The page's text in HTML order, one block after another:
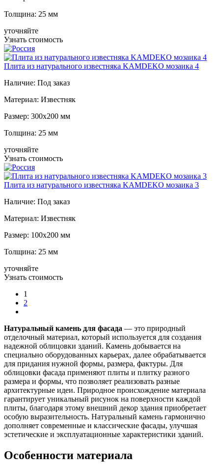
Толщина: 25 мм
уточняйте
Узнать стоимость
Плита из натурального известняка KAMDEKO мозаика 4
Наличие: Под заказ
Материал: Известняк
Размер: 300x200 мм
Толщина: 25 мм
уточняйте
Узнать стоимость
Плита из натурального известняка KAMDEKO мозаика 3
Наличие: Под заказ
Материал: Известняк
Размер: 100x200 мм
Толщина: 25 мм
уточняйте
Узнать стоимость
1
2
Натуральный камень для фасада — это природный
отделочный материал, который используется для создания
надежной облицовки зданий. Камень добывается на
специально оборудованных карьерах, далее обрабатывается
для придания нужной формы, размера, фактуры. Для
облицовки фасада применяют плиты и плитку разного
размера и формы, что позволяет реализовать разные
архитектурные идеи. Природное происхождение материала
гарантирует уникальный рисунок на поверхности каждой
плиты, благодаря этому внешний декор здания приобретает
особую выразительность. Натуральный камень гармонично
дополняет современные и классические фасады, улучшая
эстетические и эксплуатационные характеристики зданий.
Особенности материала